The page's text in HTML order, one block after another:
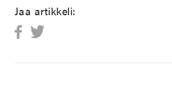
Jaa artikkeli: